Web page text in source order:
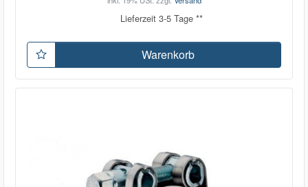
Lieferzeit 3-5 Tage **
Warenkorb